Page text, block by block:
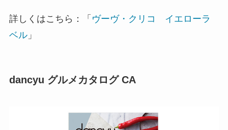
詳しくはこちら：「 ヴーヴ・クリコ イエローラ
ベル」
dancyu グルメカタログ CA